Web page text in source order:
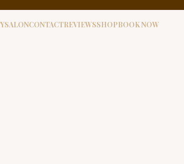
CONTACTREVIEWSSHOPBOOK NOW